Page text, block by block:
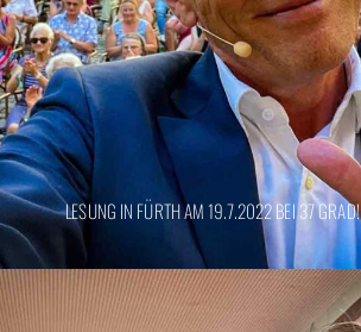
LESUNG IN FÜRTH AM 19.7.2022 BEI 37 GRAD!